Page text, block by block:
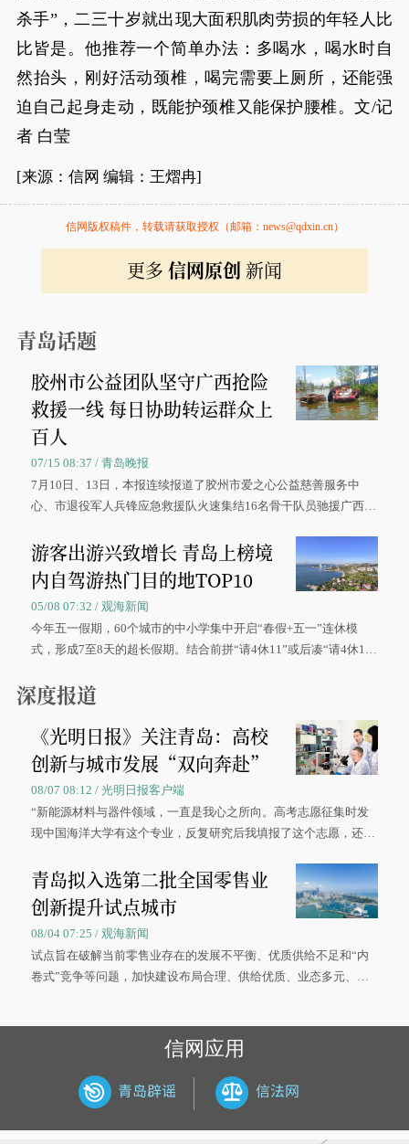
杀手”，二三十岁就出现大面积肌肉劳损的年轻人比
比皆是。他推荐一个简单办法：多喝水，喝水时自
然抬头，刚好活动颈椎，喝完需要上厕所，还能强
迫自己起身走动，既能护颈椎又能保护腰椎。文/记
者 白莹
[来源：信网 编辑：王熠冉]
信网版权稿件，转载请获取授权（邮箱：news@qdxin.cn）
更多 信网原创 新闻
青岛话题
胶州市公益团队坚守广西抢险
救援一线 每日协助转运群众上
百人
07/15 08:37 / 青岛晚报
7月10日、13日，本报连续报道了胶州市爱之心公益慈善服务中
心、市退役军人兵锋应急救援队火速集结16名骨干队员驰援广西灾
游客出游兴致增长 青岛上榜境
内自驾游热门目的地TOP10
05/08 07:32 / 观海新闻
今年五一假期，60个城市的中小学集中开启“春假+五一”连休模
式，形成7至8天的超长假期。结合前拼“请4休11”或后凑“请4休1
深度报道
《光明日报》关注青岛：高校
创新与城市发展“双向奔赴”
08/07 08:12 / 光明日报客户端
“新能源材料与器件领域，一直是我心之所向。高考志愿征集时发
现中国海洋大学有这个专业，反复研究后我填报了这个志愿，还真
大学材料科学与工程学院材料类专业的录取通知书。
青岛拟入选第二批全国零售业
创新提升试点城市
08/04 07:25 / 观海新闻
试点旨在破解当前零售业存在的发展不平衡、优质供给不足和“内
卷式”竞争等问题，加快建设布局合理、供给优质、业态多元、智
信网应用